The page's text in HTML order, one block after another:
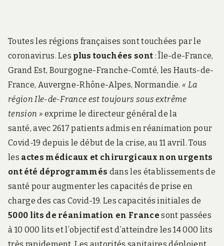
Toutes les régions françaises sont touchées par le
coronavirus. Les plus touchées sont : Île-de-France,
Grand Est, Bourgogne-Franche-Comté, les Hauts-de-
France, Auvergne-Rhône-Alpes, Normandie.« La
région Ile-de-France est toujours sous extrême
tension »exprime le directeur général de la
santé, avec 2617 patients admis en réanimation pour
Covid-19 depuis le début de la crise,au 11 avril. Tous
les actes médicaux et chirurgicaux non urgents
ont été déprogrammés dans les établissements de
santé pour augmenter les capacités de prise en
charge des cas Covid-19. Les capacités initiales de
5000 lits de réanimation en Francesont passées
à 10 000 lits et l’objectif est d’atteindre les 14 000 lits
très rapidement. Les autorités sanitaires déploient